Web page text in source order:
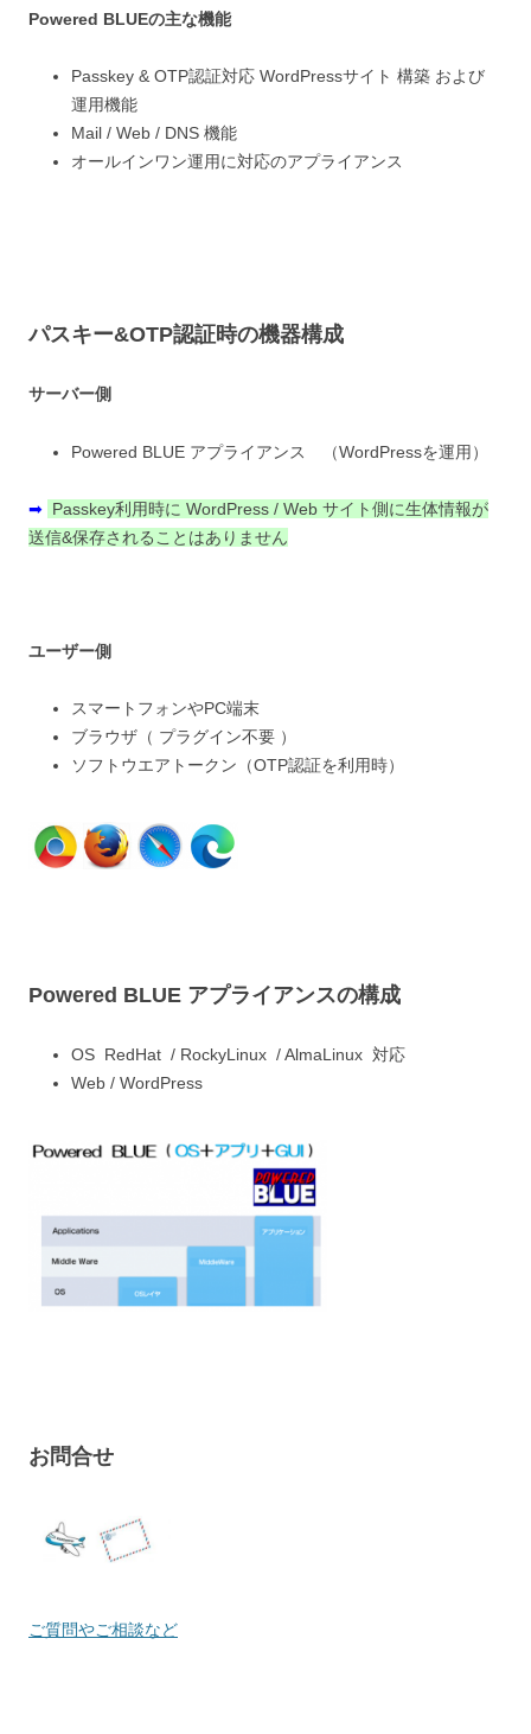
Powered BLUEの主な機能
Passkey & OTP認証対応 WordPressサイト 構築 および
運用機能
Mail / Web / DNS 機能
オールインワン運用に対応のアプライアンス
パスキー&OTP認証時の機器構成
サーバー側
Powered BLUE アプライアンス （WordPressを運用）
➡ Passkey利用時に WordPress / Web サイト側に生体情報が
送信&保存されることはありません
ユーザー側
スマートフォンやPC端末
ブラウザ（ プラグイン不要 ）
ソフトウエアトークン（OTP認証を利用時）
Powered BLUE アプライアンスの構成
OS RedHat / RockyLinux / AlmaLinux 対応
Web / WordPress
お問合せ
ご質問やご相談など